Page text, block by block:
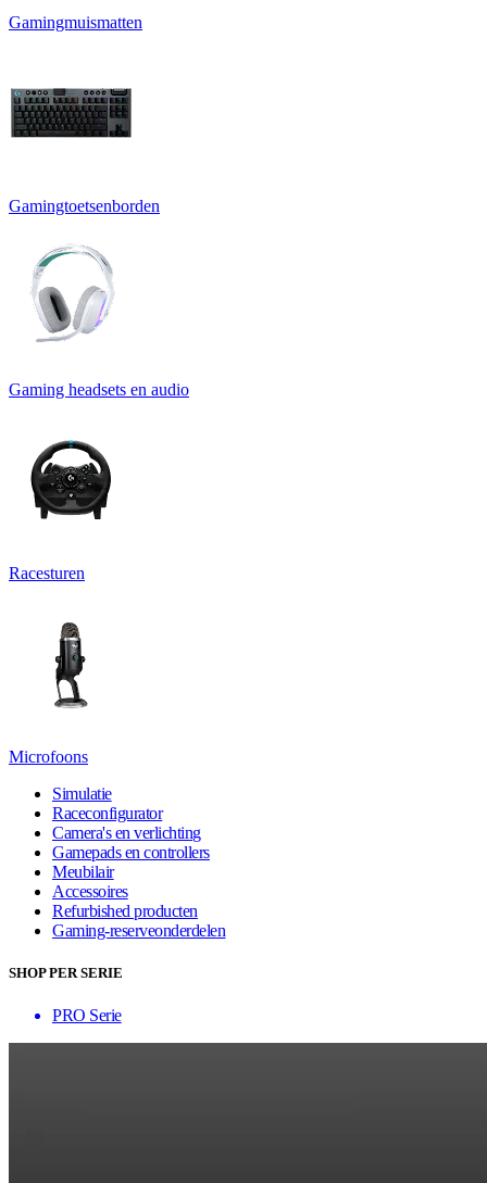
Gamingmuismatten
Gamingtoetsenborden
Gaming headsets en audio
Racesturen
Microfoons
Simulatie
Raceconfigurator
Camera's en verlichting
Gamepads en controllers
Meubilair
Accessoires
Refurbished producten
Gaming-reserveonderdelen
SHOP PER SERIE
PRO Serie